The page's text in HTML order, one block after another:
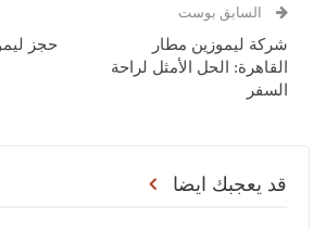
السابق بوست
شركة ليموزين مطار
القاهرة: الحل الأمثل لراحة
السفر
حجز
قد يعجبك ايضا